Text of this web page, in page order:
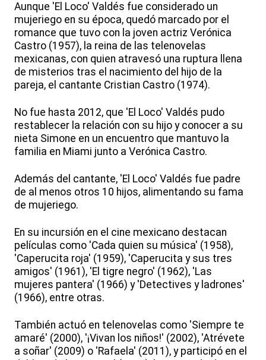
Aunque 'El Loco' Valdés fue considerado un
mujeriego en su época, quedó marcado por el
romance que tuvo con la joven actriz Verónica
Castro (1957), la reina de las telenovelas
mexicanas, con quien atravesó una ruptura llena
de misterios tras el nacimiento del hijo de la
pareja, el cantante Cristian Castro (1974).
No fue hasta 2012, que 'El Loco' Valdés pudo
restablecer la relación con su hijo y conocer a su
nieta Simone en un encuentro que mantuvo la
familia en Miami junto a Verónica Castro.
Además del cantante, 'El Loco' Valdés fue padre
de al menos otros 10 hijos, alimentando su fama
de mujeriego.
En su incursión en el cine mexicano destacan
películas como 'Cada quien su música' (1958),
'Caperucita roja' (1959), 'Caperucita y sus tres
amigos' (1961), 'El tigre negro' (1962), 'Las
mujeres pantera' (1966) y 'Detectives y ladrones'
(1966), entre otras.
También actuó en telenovelas como 'Siempre te
amaré' (2000), '¡Vivan los niños!' (2002), 'Atrévete
a soñar' (2009) o 'Rafaela' (2011), y participó en el